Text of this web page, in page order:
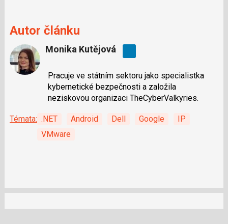
Autor článku
Monika Kutějová
Pracuje ve státním sektoru jako specialistka
kybernetické bezpečnosti a založila
neziskovou organizaci TheCyberValkyries.
Témata: .NET Android Dell Google
IP
VMware